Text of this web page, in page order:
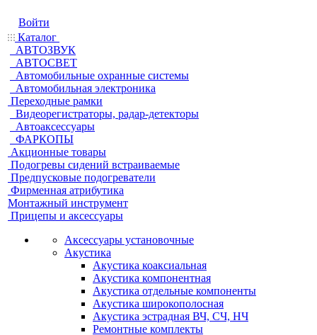
Войти
Каталог
АВТОЗВУК
АВТОСВЕТ
Автомобильные охранные системы
Автомобильная электроника
Переходные рамки
Видеорегистраторы, радар-детекторы
Автоаксессуары
ФАРКОПЫ
Акционные товары
Подогревы сидений встраиваемые
Предпусковые подогреватели
Фирменная атрибутика
Монтажный инструмент
Прицепы и аксессуары
Аксессуары установочные
Акустика
Акустика коаксиальная
Акустика компонентная
Акустика отдельные компоненты
Акустика широкополосная
Акустика эстрадная ВЧ, СЧ, НЧ
Ремонтные комплекты